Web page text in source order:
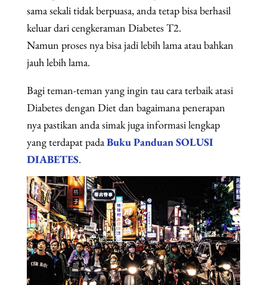
sama sekali tidak berpuasa, anda tetap bisa berhasil
keluar dari cengkeraman Diabetes T2.
Namun proses nya bisa jadi lebih lama atau bahkan
jauh lebih lama.
Bagi teman-teman yang ingin tau cara terbaik atasi
Diabetes dengan Diet dan bagaimana penerapan
nya pastikan anda simak juga informasi lengkap
yang terdapat padaBuku Panduan SOLUSI
DIABETES.